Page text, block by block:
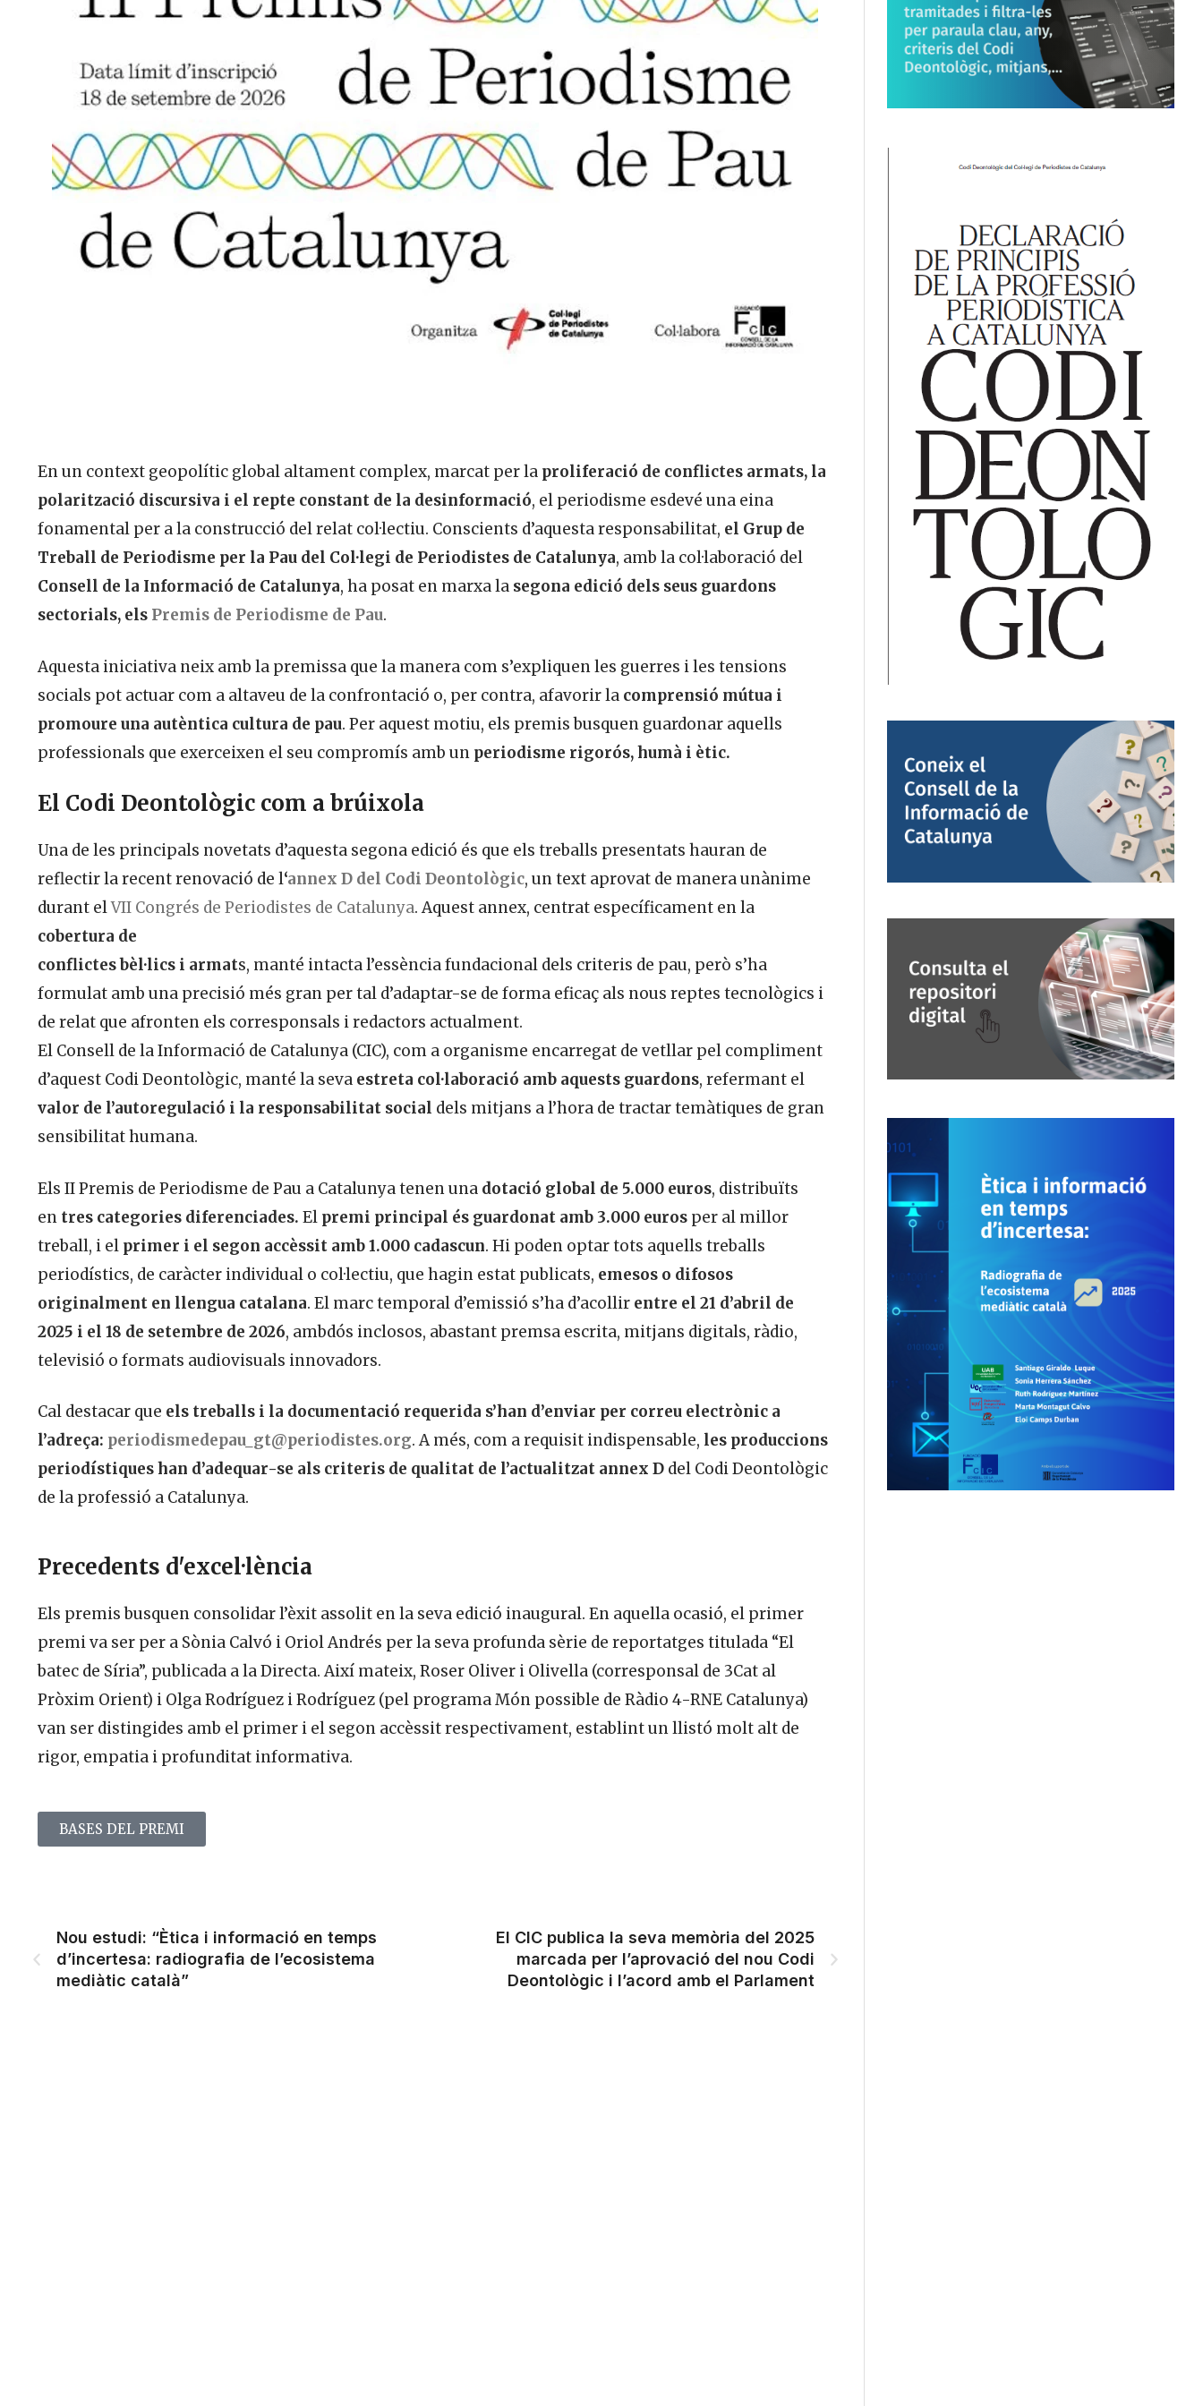
En un context geopolític global altament complex, marcat per la proliferació de conflictes armats, la
polarització discursiva i el repte constant de la desinformació, el periodisme esdevé una eina
fonamental per a la construcció del relat col·lectiu. Conscients d’aquesta responsabilitat, el Grup de
Treball de Periodisme per la Pau del Col·legi de Periodistes de Catalunya, amb la col·laboració del
Consell de la Informació de Catalunya, ha posat en marxa la segona edició dels seus guardons
sectorials, els Premis de Periodisme de Pau.
Aquesta iniciativa neix amb la premissa que la manera com s’expliquen les guerres i les tensions
socials pot actuar com a altaveu de la confrontació o, per contra, afavorir la comprensió mútua i
promoure una autèntica cultura de pau. Per aquest motiu, els premis busquen guardonar aquells
professionals que exerceixen el seu compromís amb un periodisme rigorós, humà i ètic.
El Codi Deontològic com a brúixola
Una de les principals novetats d’aquesta segona edició és que els treballs presentats hauran de
reflectir la recent renovació de l‘annex D del Codi Deontològic, un text aprovat de manera unànime
durant elVII Congrés de Periodistes de Catalunya. Aquest annex, centrat específicament en la
cobertura de
conflictes bèl·lics i armats, manté intacta l’essència fundacional dels criteris de pau, però s’ha
formulat amb una precisió més gran per tal d’adaptar-se de forma eficaç als nous reptes tecnològics i
de relat que afronten els corresponsals i redactors actualment.
El Consell de la Informació de Catalunya (CIC), com a organisme encarregat de vetllar pel compliment
d’aquest Codi Deontològic, manté la seva estreta col·laboració amb aquests guardons, refermant el
valor de l’autoregulació i la responsabilitat social dels mitjans a l’hora de tractar temàtiques de gran
sensibilitat humana.
Els II Premis de Periodisme de Pau a Catalunya tenen una dotació global de 5.000 euros, distribuïts
en tres categories diferenciades. El premi principal és guardonat amb 3.000 euros per al millor
treball, i el primer i el segon accèssit amb 1.000 cadascun. Hi poden optar tots aquells treballs
periodístics, de caràcter individual o col·lectiu, que hagin estat publicats, emesos o difosos
originalment en llengua catalana. El marc temporal d’emissió s’ha d’acollir entre el 21 d’abril de
2025 i el 18 de setembre de 2026, ambdós inclosos, abastant premsa escrita, mitjans digitals, ràdio,
televisió o formats audiovisuals innovadors.
Cal destacar que els treballs i la documentació requerida s’han d’enviar per correu electrònic a
l’adreça: periodismedepau_gt@periodistes.org. A més, com a requisit indispensable, les produccions
periodístiques han d’adequar-se als criteris de qualitat de l’actualitzat annex D del Codi Deontològic
de la professió a Catalunya.
Precedents d'excel·lència
Els premis busquen consolidar l’èxit assolit en la seva edició inaugural. En aquella ocasió, el primer
premi va ser per a Sònia Calvó i Oriol Andrés per la seva profunda sèrie de reportatges titulada “El
batec de Síria”, publicada a la Directa. Així mateix, Roser Oliver i Olivella (corresponsal de 3Cat al
Pròxim Orient) i Olga Rodríguez i Rodríguez (pel programa Món possible de Ràdio 4-RNE Catalunya)
van ser distingides amb el primer i el segon accèssit respectivament, establint un llistó molt alt de
rigor, empatia i profunditat informativa.
BASES DEL PREMI
Nou estudi: “Ètica i informació en temps
d’incertesa: radiografia de l’ecosistema
mediàtic català”
El CIC publica la seva memòria del 2025
marcada per l’aprovació del nou Codi
Deontològic i l’acord amb el Parlament